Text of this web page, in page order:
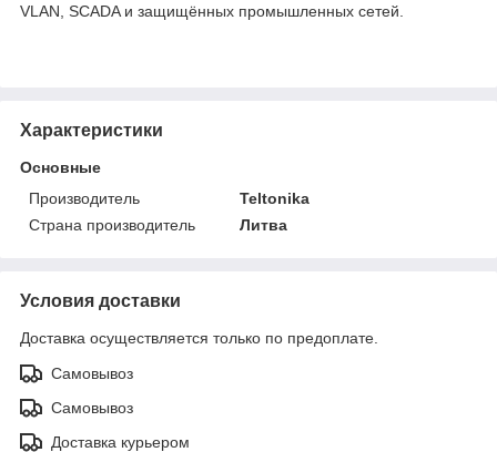
VLAN, SCADA и защищённых промышленных сетей.
Характеристики
Основные
Производитель
Teltonika
Страна производитель
Литва
Условия доставки
Доставка осуществляется только по предоплате.
Самовывоз
Самовывоз
Доставка курьером